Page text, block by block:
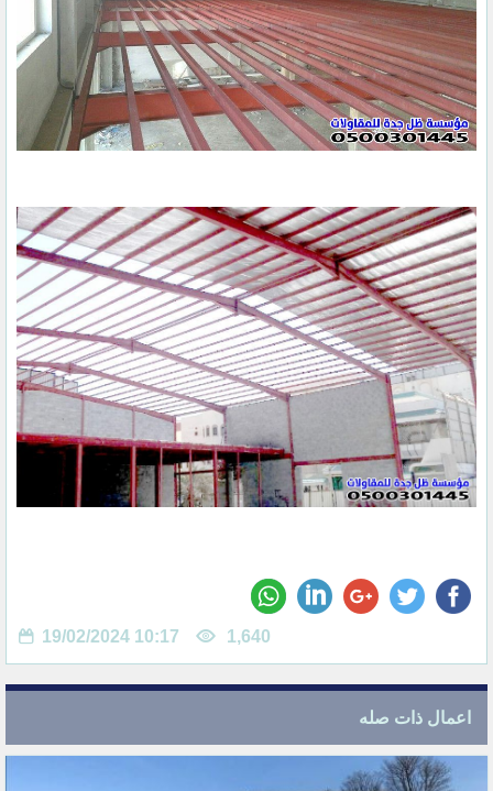
19/02/2024 10:17 1,640
اعمال ذات صله